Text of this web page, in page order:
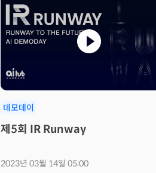
데모데이
제5회 IR Runway
2023년 03월 14일 05:00